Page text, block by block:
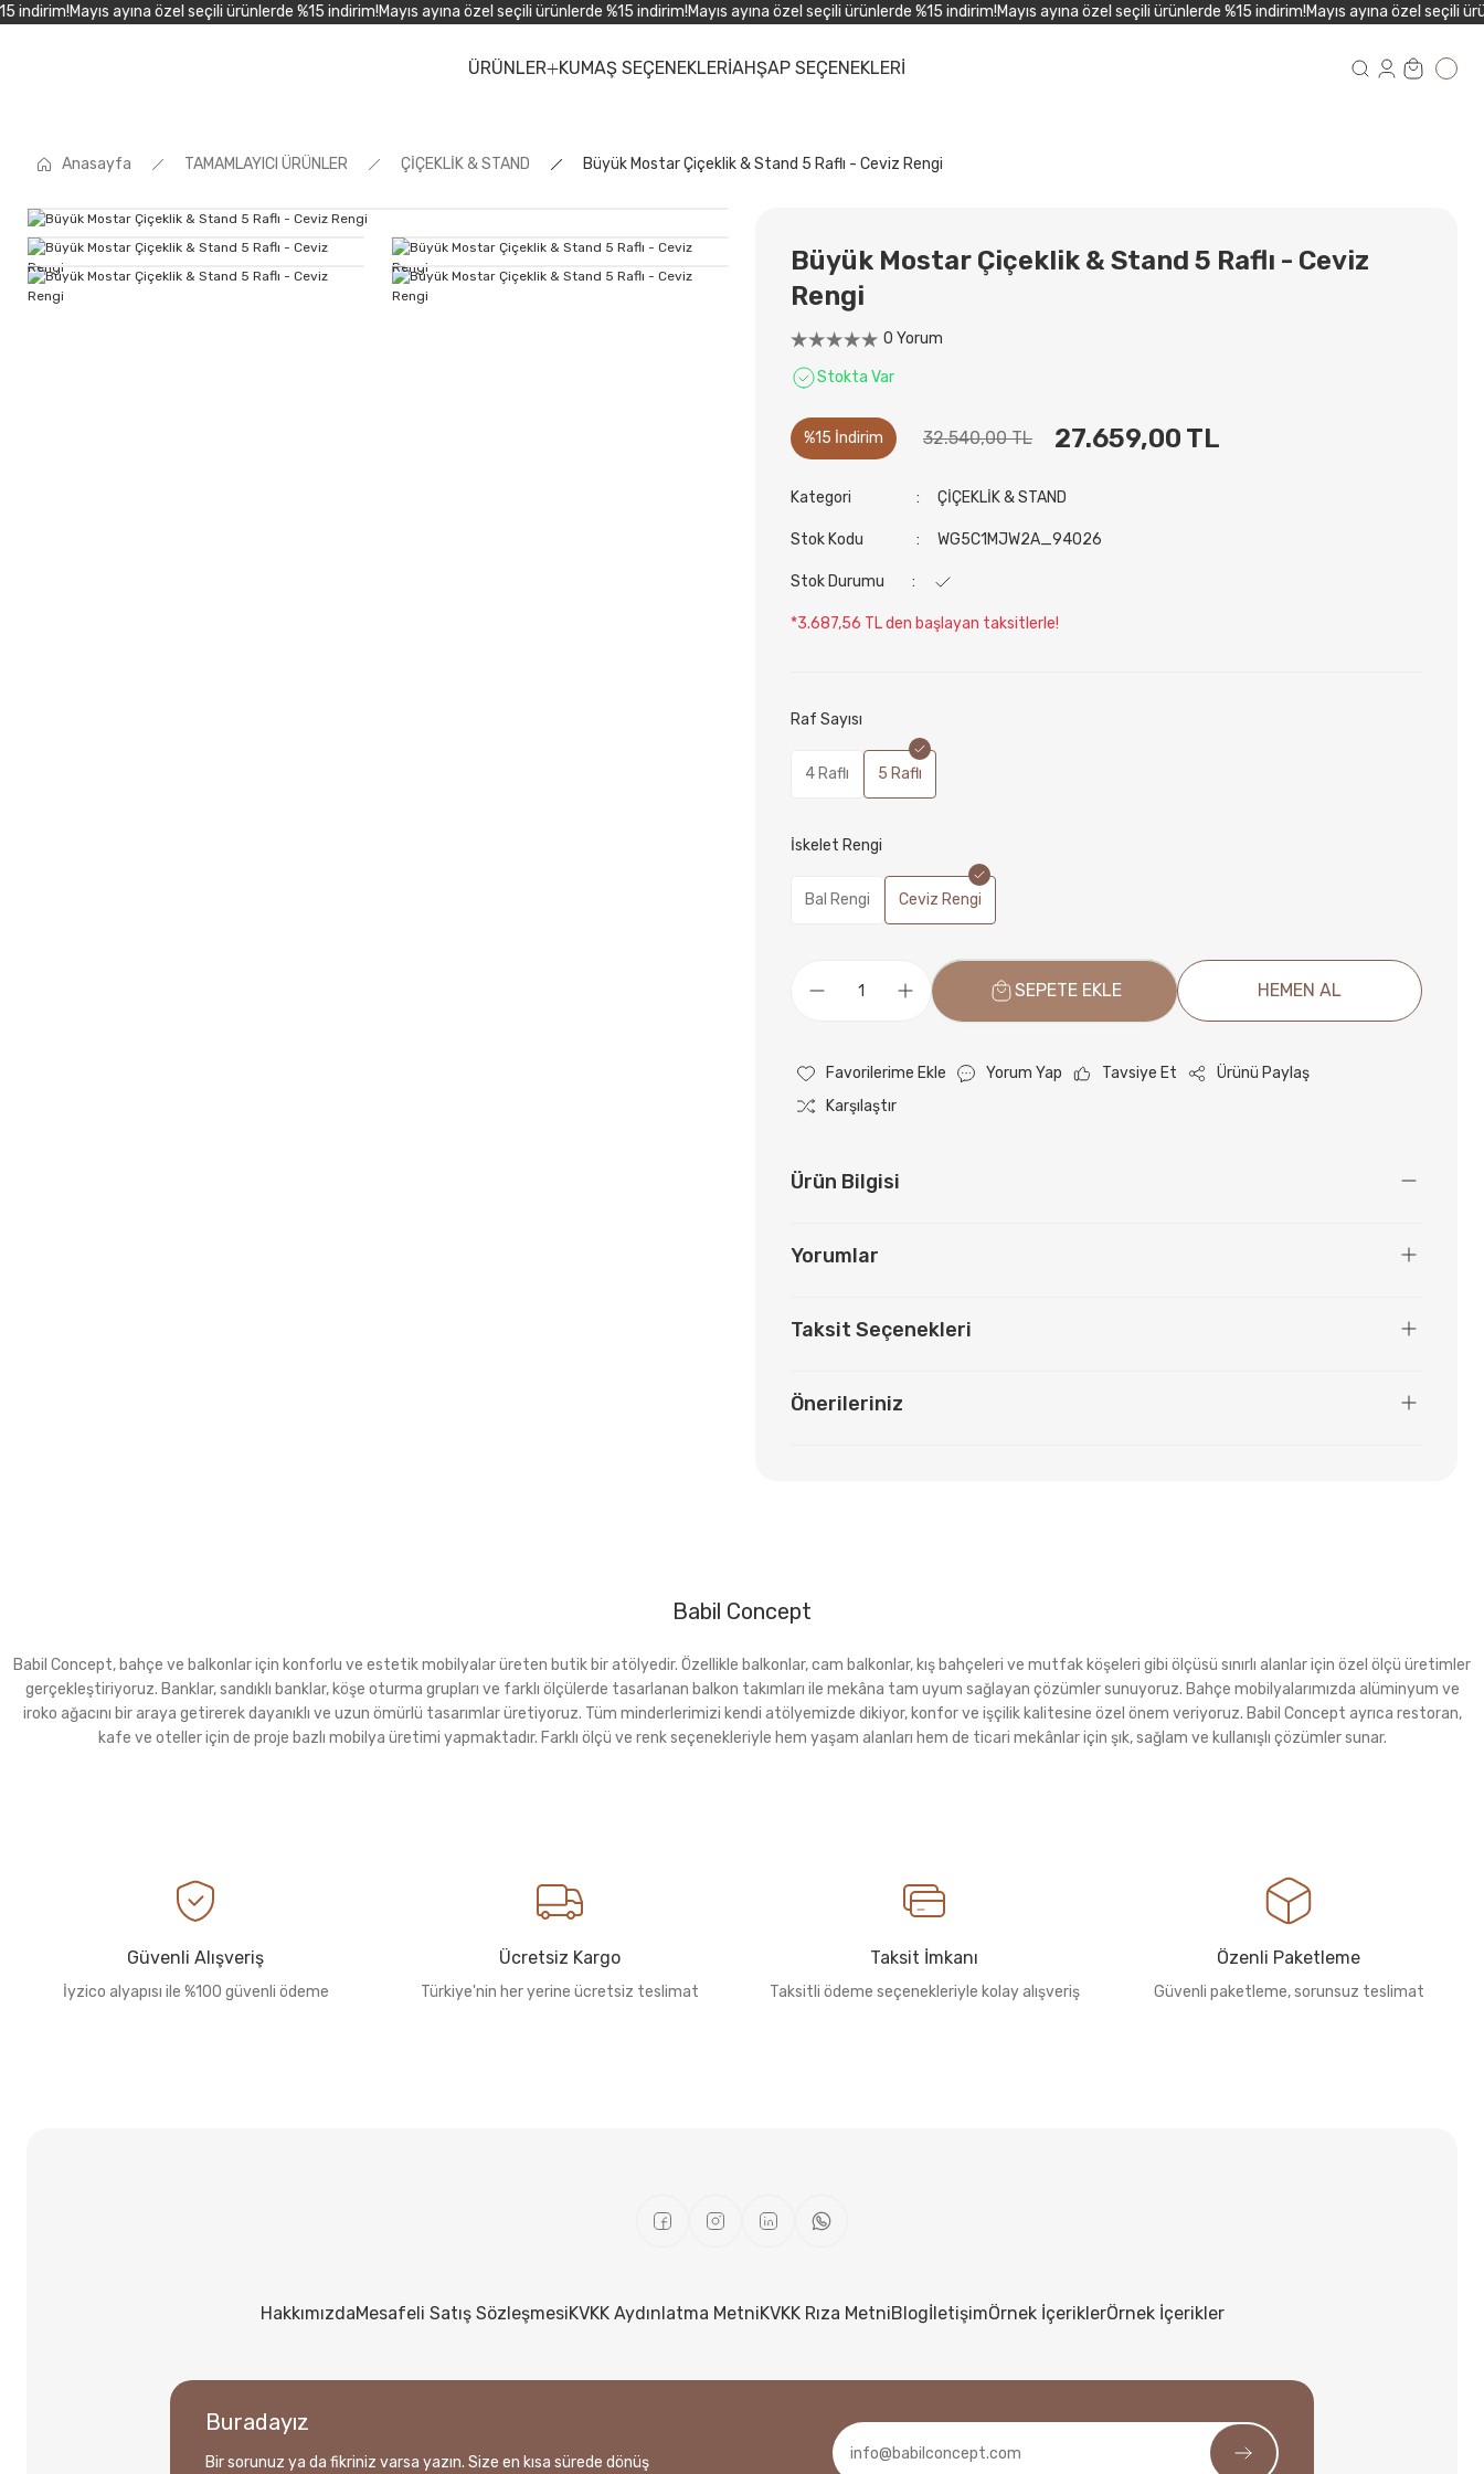
Mayıs ayına özel seçili ürünlerde %15 indirim!Mayıs ayına özel seçili ürünlerde %15 indirim!Mayıs ayına özel seçili ürünlerde %15 indirim!Mayıs ayına özel seçili ürünlerde %15 indirim!Mayıs ayına özel seçili
ÜRÜNLER KUMAŞ SEÇENEKLERİAHŞAP SEÇENEKLERİ
Anasayfa TAMAMLAYICI ÜRÜNLER ÇİÇEKLİK & STAND Büyük Mostar Çiçeklik & Stand 5 Raflı - Ceviz Rengi
Büyük Mostar Çiçeklik & Stand 5 Raflı - Ceviz
Rengi
0 Yorum
Stokta Var
%15 İndirim 32.540,00 TL 27.659,00 TL
Kategori ÇİÇEKLİK & STAND
Stok Kodu WG5C1MJW2A_94026
Stok Durumu
*3.687,56 TL den başlayan taksitlerle!
Raf Sayısı
4 Raflı 5 Raflı
İskelet Rengi
Bal Rengi Ceviz Rengi
SEPETE EKLE HEMEN AL
Yorum Yap Tavsiye Et
Ürünü Paylaş
Karşılaştır
Ürün Bilgisi
Yorumlar
Taksit Seçenekleri
Önerileriniz
Babil Concept
Babil Concept, bahçe ve balkonlar için konforlu ve estetik mobilyalar üreten butik bir atölyedir. Özellikle balkonlar, cam balkonlar, kış bahçeleri ve mutfak köşeleri gibi ölçüsü sınırlı alanlar için özel ölçü üretimler
gerçekleştiriyoruz. Banklar, sandıklı banklar, köşe oturma grupları ve farklı ölçülerde tasarlanan balkon takımları ile mekâna tam uyum sağlayan çözümler sunuyoruz. Bahçe mobilyalarımızda alüminyum ve
iroko ağacını bir araya getirerek dayanıklı ve uzun ömürlü tasarımlar üretiyoruz. Tüm minderlerimizi kendi atölyemizde dikiyor, konfor ve işçilik kalitesine özel önem veriyoruz. Babil Concept ayrıca restoran,
kafe ve oteller için de proje bazlı mobilya üretimi yapmaktadır. Farklı ölçü ve renk seçenekleriyle hem yaşam alanları hem de ticari mekânlar için şık, sağlam ve kullanışlı çözümler sunar.
Güvenli Alışveriş
İyzico alyapısı ile %100 güvenli ödeme
Ücretsiz Kargo
Türkiye'nin her yerine ücretsiz teslimat
Taksit İmkanı
Taksitli ödeme seçenekleriyle kolay alışveriş
Özenli Paketleme
Güvenli paketleme, sorunsuz teslimat
HakkımızdaMesafeli Satış SözleşmesiKVKK Aydınlatma MetniKVKK Rıza MetniBlogİletişimÖrnek İçeriklerÖrnek İçerikler
Buradayız
Bir sorunuz ya da fikriniz varsa yazın. Size en kısa sürede dönüş